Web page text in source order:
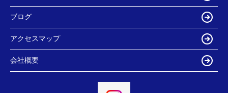
ブログ
アクセスマップ
会社概要